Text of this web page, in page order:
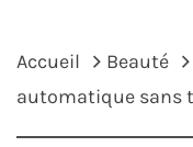
Accueil Beauté
automatique sans